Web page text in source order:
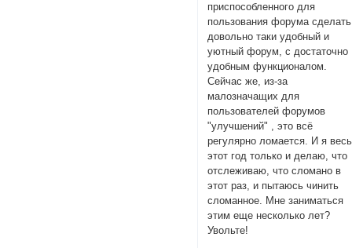
приспособленного для
пользования форума сделать
довольно таки удобный и
уютный форум, с достаточно
удобным функционалом.
Сейчас же, из-за
малозначащих для
пользователей форумов
"улучшений" , это всё
регулярно ломается. И я весь
этот год только и делаю, что
отслеживаю, что сломано в
этот раз, и пытаюсь чинить
сломанное. Мне заниматься
этим еще несколько лет?
Увольте!